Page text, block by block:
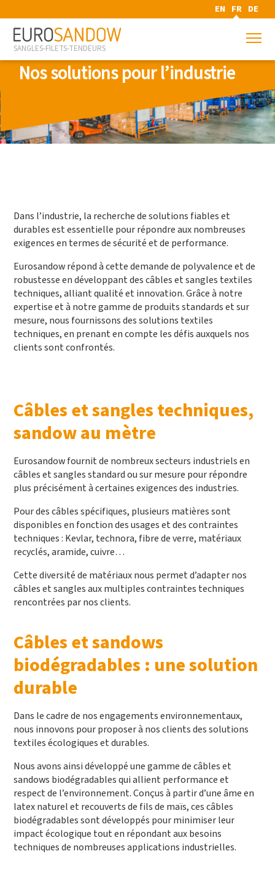
EN FR DE
SANGLES-FILETS-TENDEURS
Nos solutions pour l’industrie
Dans l’industrie, la recherche de solutions fiables et
durables est essentielle pour répondre aux nombreuses
exigences en termes de sécurité et de performance.
Eurosandow répond à cette demande de polyvalence et de
robustesse en développant des câbles et sangles textiles
techniques, alliant qualité et innovation. Grâce à notre
expertise et à notre gamme de produits standards et sur
mesure, nous fournissons des solutions textiles
techniques, en prenant en compte les défis auxquels nos
clients sont confrontés.
Câbles et sangles techniques,
sandow au mètre
Eurosandow fournit de nombreux secteurs industriels en
câbles et sangles standard ou sur mesure pour répondre
plus précisément à certaines exigences des industries.
Pour des câbles spécifiques, plusieurs matières sont
disponibles en fonction des usages et des contraintes
techniques : Kevlar, technora, fibre de verre, matériaux
recyclés, aramide, cuivre…
Cette diversité de matériaux nous permet d’adapter nos
câbles et sangles aux multiples contraintes techniques
rencontrées par nos clients.
Câbles et sandows
biodégradables : une solution
durable
Dans le cadre de nos engagements environnementaux,
nous innovons pour proposer à nos clients des solutions
textiles écologiques et durables.
Nous avons ainsi développé une gamme de câbles et
sandows biodégradables qui allient performance et
respect de l’environnement. Conçus à partir d’une âme en
latex naturel et recouverts de fils de maïs, ces câbles
biodégradables sont développés pour minimiser leur
impact écologique tout en répondant aux besoins
techniques de nombreuses applications industrielles.